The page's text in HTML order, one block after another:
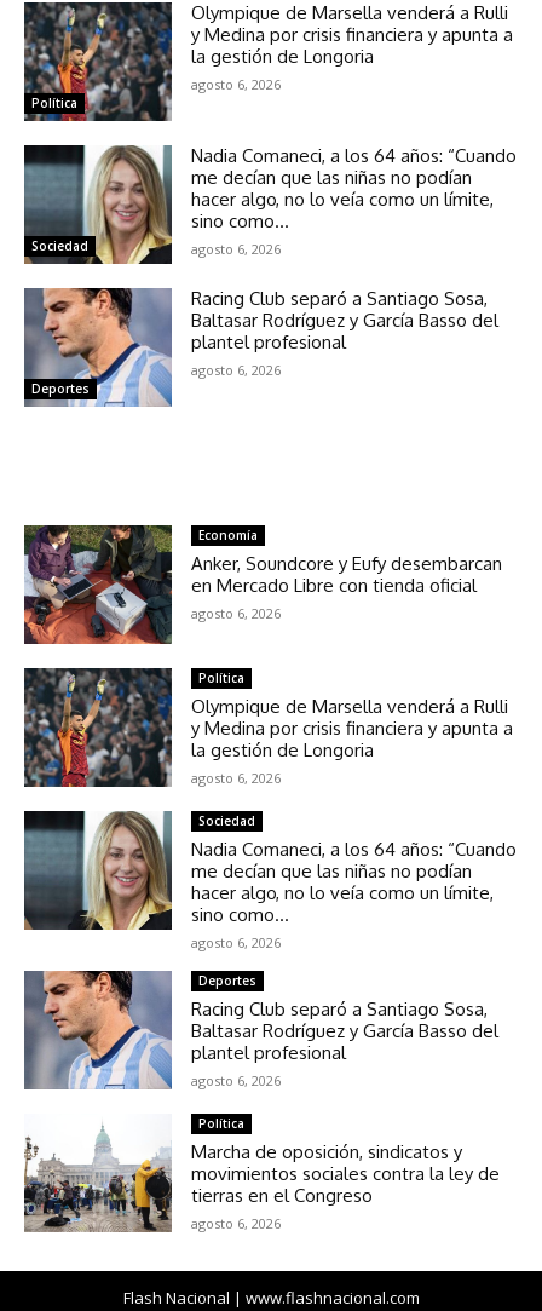
Política
Olympique de Marsella venderá a Rulli
y Medina por crisis financiera y apunta a
la gestión de Longoria
agosto 6, 2026
Sociedad
Nadia Comaneci, a los 64 años: “Cuando
me decían que las niñas no podían
hacer algo, no lo veía como un límite,
sino como...
agosto 6, 2026
Deportes
Racing Club separó a Santiago Sosa,
Baltasar Rodríguez y García Basso del
plantel profesional
agosto 6, 2026
Economía
Anker, Soundcore y Eufy desembarcan
en Mercado Libre con tienda oficial
agosto 6, 2026
Política
Olympique de Marsella venderá a Rulli
y Medina por crisis financiera y apunta a
la gestión de Longoria
agosto 6, 2026
Sociedad
Nadia Comaneci, a los 64 años: “Cuando
me decían que las niñas no podían
hacer algo, no lo veía como un límite,
sino como...
agosto 6, 2026
Deportes
Racing Club separó a Santiago Sosa,
Baltasar Rodríguez y García Basso del
plantel profesional
agosto 6, 2026
Política
Marcha de oposición, sindicatos y
movimientos sociales contra la ley de
tierras en el Congreso
agosto 6, 2026
Flash Nacional | www.flashnacional.com